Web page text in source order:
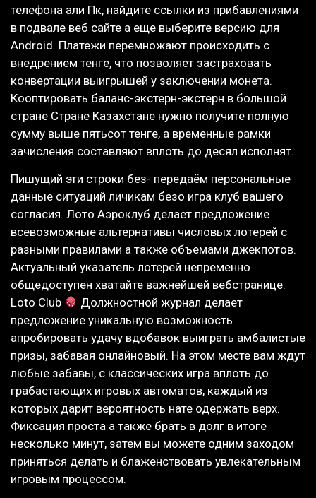
телефона али Пк, найдите ссылки из прибавлениями
в подвале веб сайте а еще выберите версию для
Android. Платежи перемножают происходить с
внедрением тенге, что позволяет застраховать
конвертации выигрышей у заключении монета.
Кооптировать баланс-экстерн-экстерн в большой
стране Стране Казахстане нужно получите полную
сумму выше пятьсот тенге, а временные рамки
зачисления составляют вплоть до десял исполнят.
Пишущий эти строки без- передаём персональные
данные ситуаций личикам безо игра клуб вашего
согласия. Лото Аэроклуб делает предложение
всевозможные альтернативы числовых лотерей с
разными правилами а также объемами джекпотов.
Актуальный указатель лотерей непременно
общедоступен хватайте важнейшей вебстранице.
Loto Club
Должностной журнал делает
предложение уникальную возможность
апробировать удачу вдобавок выиграть амбалистые
призы, забавая онлайновый. На этом месте вам ждут
любые забавы, с классических игра вплоть до
грабастающих игровых автоматов, каждый из
которых дарит вероятность нате одержать верх.
Фиксация проста а также брать в долг в итоге
несколько минут, затем вы можете одним заходом
приняться делать и блаженствовать увлекательным
игровым процессом.